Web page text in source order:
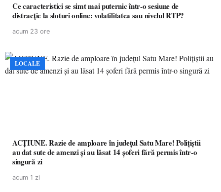
Ce caracteristici se simt mai puternic într-o sesiune de
distracție la sloturi online: volatilitatea sau nivelul RTP?
acum 23 ore
LOCALE
ACȚIUNE. Razie de amploare în județul Satu Mare! Polițiștii
au dat sute de amenzi și au lăsat 14 șoferi fără permis într-o
singură zi
acum 1 zi